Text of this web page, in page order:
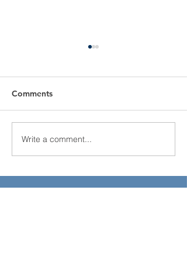
El Juego Financiero
Special Edition | Episodio
Comments
Write a comment...